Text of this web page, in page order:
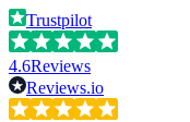
Trustpilot
4.6Reviews
Reviews.io